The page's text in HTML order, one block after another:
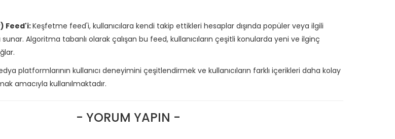
Feed'i:Keşfetme feed'i, kullanıcılara kendi takip ettikleri hesaplar dışında popüler veya ilgili
Algoritma tabanlı olarak çalışan bu feed, kullanıcıların çeşitli konularda yeni ve ilginç
platformlarının kullanıcı deneyimini çeşitlendirmek ve kullanıcıların farklı içerikleri daha kolay
amacıyla kullanılmaktadır.
- YORUM YAPIN -